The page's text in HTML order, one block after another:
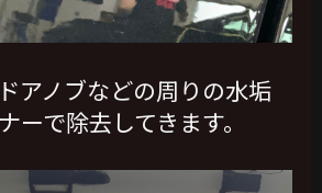
アノブなどの周りの水垢
ーで除去してきます。